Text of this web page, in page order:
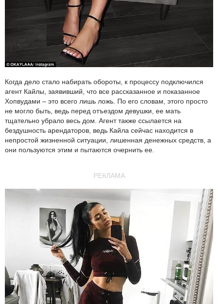
Когда дело стало набирать обороты, к процессу подключился
агент Кайлы, заявивший, что все рассказанное и показанное
Хопвудами – это всего лишь ложь. По его словам, этого просто
не могло быть, ведь перед отъездом девушки, ее мать
тщательно убрало весь дом. Агент также ссылается на
бездушность арендаторов, ведь Кайла сейчас находится в
непростой жизненной ситуации, лишенная денежных средств, а
они пользуются этим и пытаются очернить ее.
РЕКЛАМА